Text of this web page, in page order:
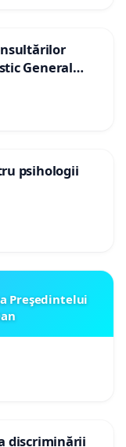
General
psihologii
Preşedintelui
discriminării